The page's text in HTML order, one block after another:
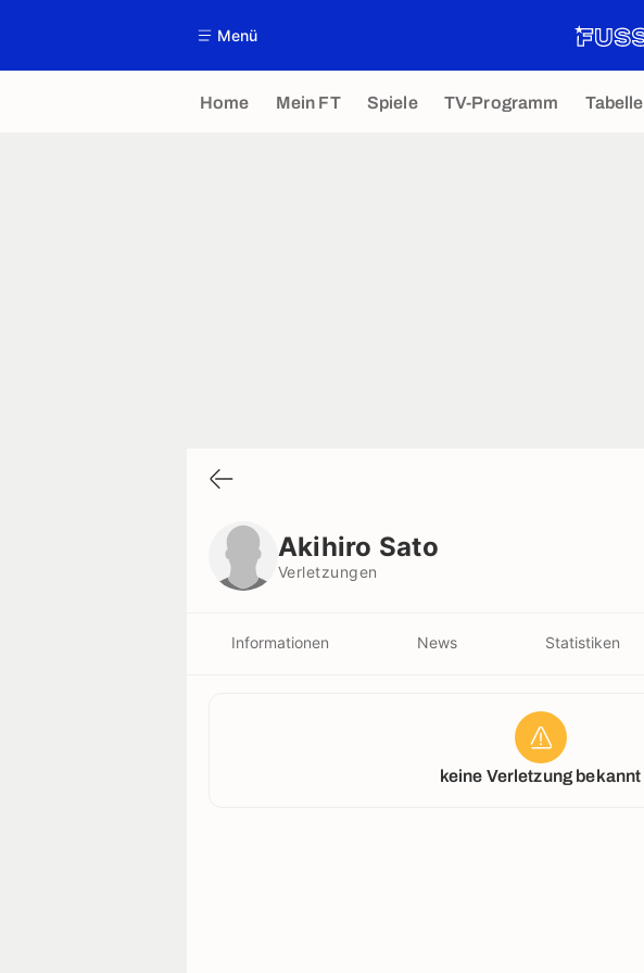
Menü
Home Mein FT Spiele TV-Programm Tabelle
Akihiro Sato
Verletzungen
Informationen News Statistiken
keine Verletzung bekannt